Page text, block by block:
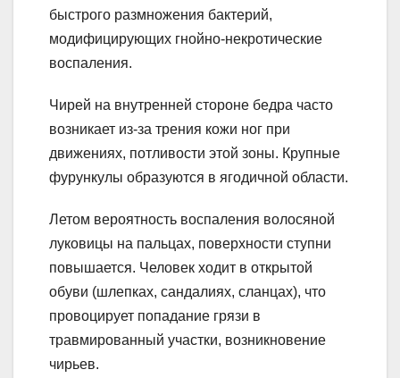
быстрого размножения бактерий,
модифицирующих гнойно-некротические
воспаления.
Чирей на внутренней стороне бедра часто
возникает из-за трения кожи ног при
движениях, потливости этой зоны. Крупные
фурункулы образуются в ягодичной области.
Летом вероятность воспаления волосяной
луковицы на пальцах, поверхности ступни
повышается. Человек ходит в открытой
обуви (шлепках, сандалиях, сланцах), что
провоцирует попадание грязи в
травмированный участки, возникновение
чирьев.